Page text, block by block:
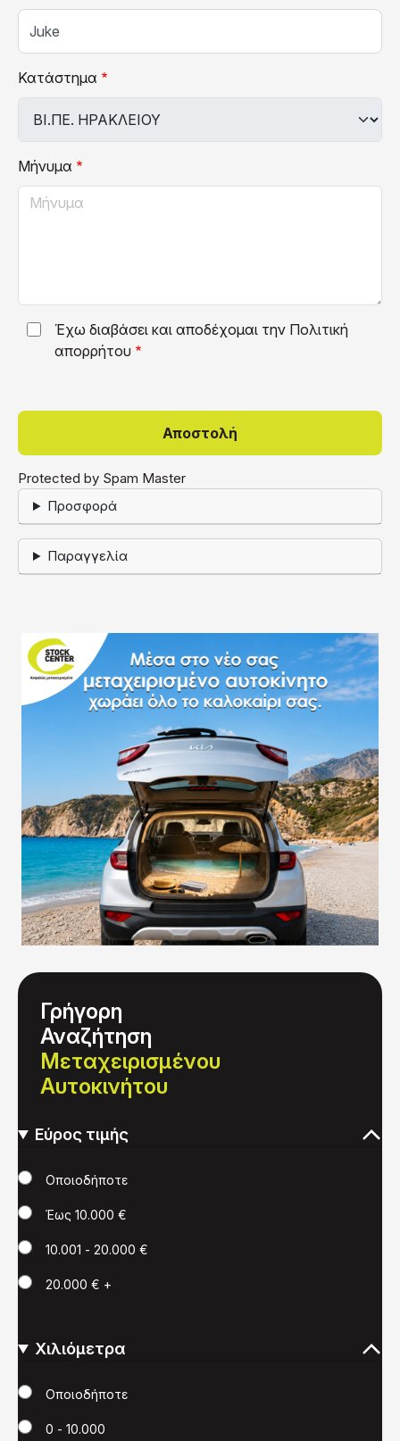
Κατάστημα
Μήνυμα
Έχω διαβάσει και αποδέχομαι την Πολιτική
απορρήτου
Protected by Spam Master
Προσφορά
Παραγγελία
Γρήγορη
Αναζήτηση
Μεταχειρισμένου
Αυτοκινήτου
Εύρος τιμής
ΤιμήΟποιοδήποτε
Έως 10.000 €
10.001 - 20.000 €
20.000 € +
Χιλιόμετρα
Χιλιόμετρα
Οποιοδήποτε
0 - 10.000